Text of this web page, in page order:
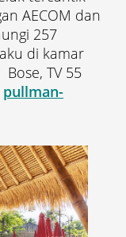
AECOM dan
257
di kamar
Bose, TV 55
pullman-